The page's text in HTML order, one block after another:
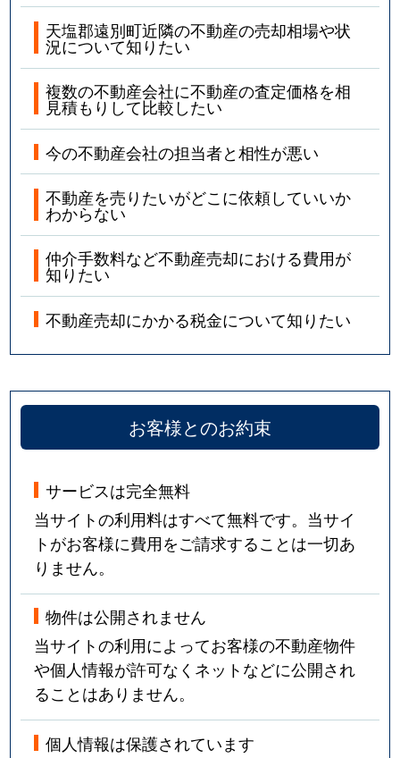
天塩郡遠別町近隣の不動産の売却相場や状
況について知りたい
複数の不動産会社に不動産の査定価格を相
見積もりして比較したい
今の不動産会社の担当者と相性が悪い
不動産を売りたいがどこに依頼していいか
わからない
仲介手数料など不動産売却における費用が
知りたい
不動産売却にかかる税金について知りたい
お客様とのお約束
サービスは完全無料
当サイトの利用料はすべて無料です。当サイ
トがお客様に費用をご請求することは一切あ
りません。
物件は公開されません
当サイトの利用によってお客様の不動産物件
や個人情報が許可なくネットなどに公開され
ることはありません。
個人情報は保護されています